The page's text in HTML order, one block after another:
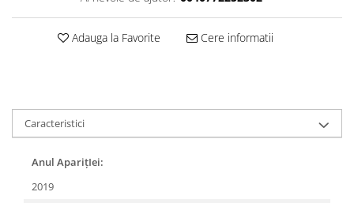
Adauga la Favorite Cere informatii
Caracteristici
Anul AparițIei:
2019